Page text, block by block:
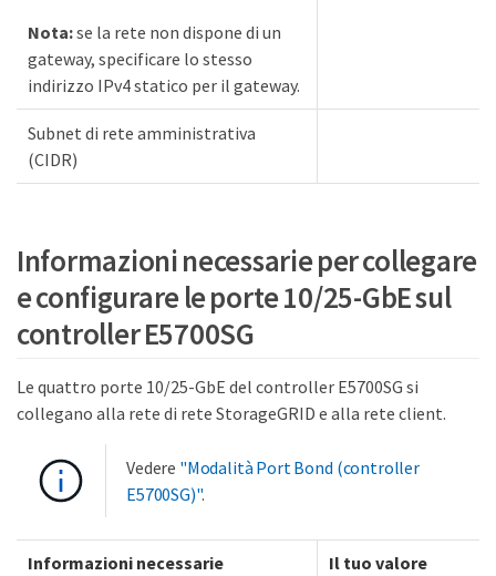
Nota:se la rete non dispone di un
gateway, specificare lo stesso
indirizzo IPv4 statico per il gateway.
Subnet di rete amministrativa
(CIDR)
Informazioni necessarie per collegare
e configurare le porte 10/25-GbE sul
controller E5700SG
Le quattro porte 10/25-GbE del controller E5700SG si
collegano alla rete di rete StorageGRID e alla rete client.
Vedere "Modalità Port Bond (controller
E5700SG)".
Informazioni necessarie Il tuo valore